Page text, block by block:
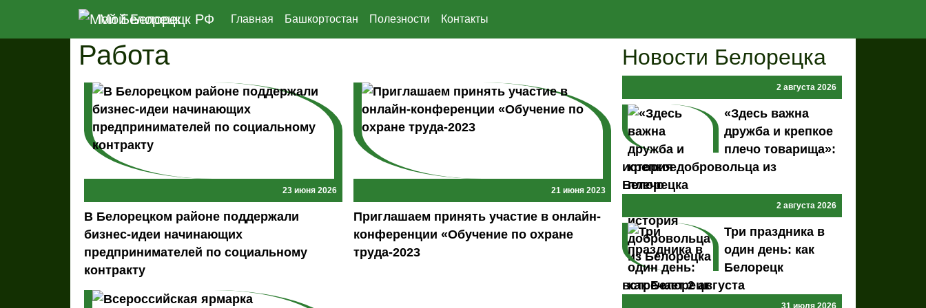
Перейти к основному содержанию
Мой Белорецк РФ Главная Башкортостан Полезности Контакты
Работа
23 июня 2026
В Белорецком районе поддержали
бизнес-идеи начинающих
предпринимателей по социальному
контракту
21 июня 2023
Приглашаем принять участие в онлайн-
конференции «Обучение по охране
труда-2023
Новости Белорецка
2 августа 2026
«Здесь важна
дружба и крепкое
плечо товарища»:
история добровольца из
Белорецка
2 августа 2026
Три праздника в
один день: как
Белорецк
встречает 2 августа
31 июля 2026